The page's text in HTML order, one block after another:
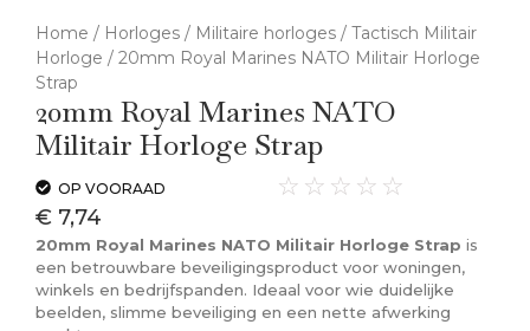
Home / Horloges / Militaire horloges / Tactisch Militair
Horloge / 20mm Royal Marines NATO Militair Horloge
Strap
20mm Royal Marines NATO
Militair Horloge Strap
OP VOORAAD ☆ ☆ ☆ ☆ ☆
€ 7,74
20mm Royal Marines NATO Militair Horloge Strap is
een betrouwbare beveiligingsproduct voor woningen,
winkels en bedrijfspanden. Ideaal voor wie duidelijke
beelden, slimme beveiliging en een nette afwerking